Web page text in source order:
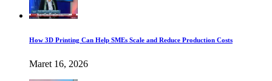
How 3D Printing Can Help SMEs Scale and Reduce Production Costs
Maret 16, 2026